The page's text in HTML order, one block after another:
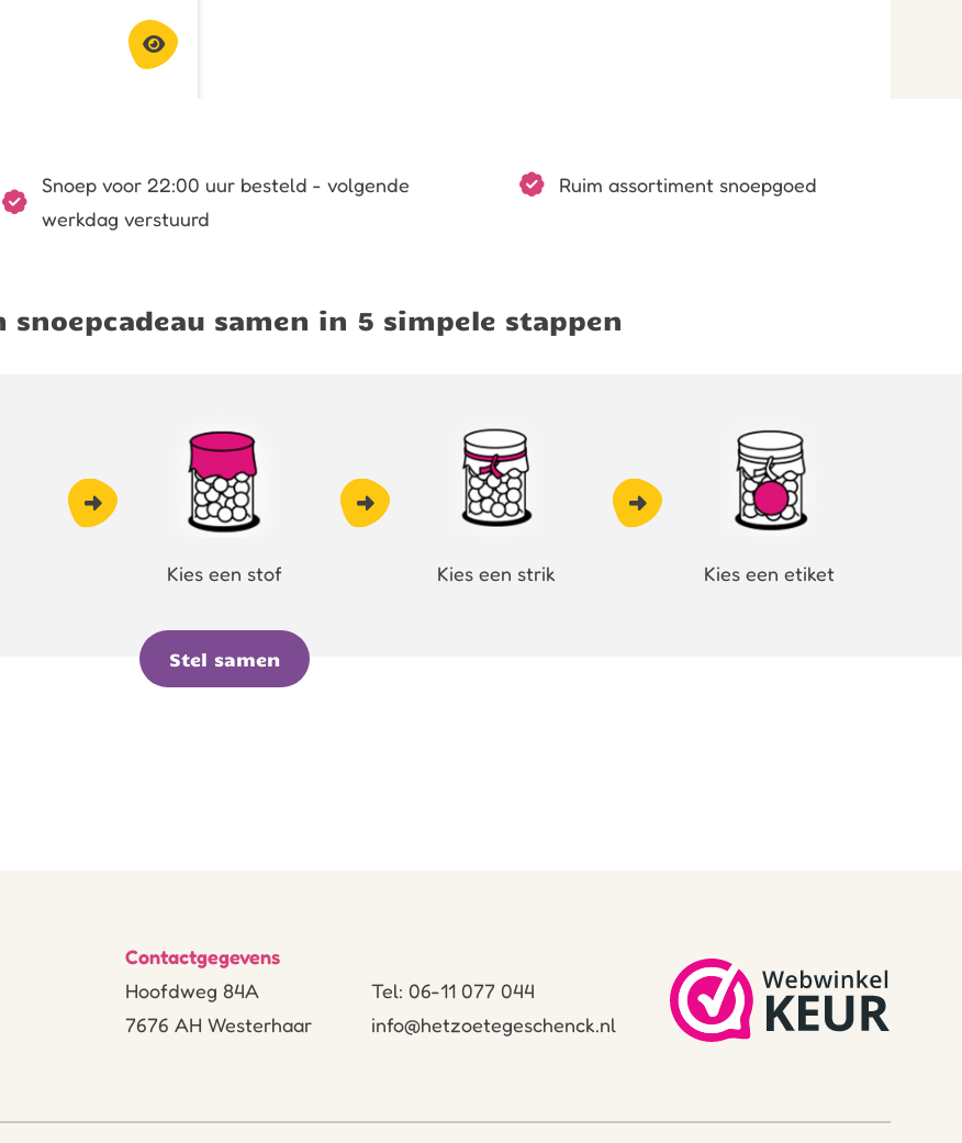
Snoep voor 22:00 uur besteld - volgende
werkdag verstuurd
Ruim assortiment snoepgoed
snoepcadeau samen in 5 simpele stappen
Kies een stof Kies een strik Kies een etiket
Stel samen
Contactgegevens
Hoofdweg 84A
7676 AH Westerhaar
Tel: 06-11 077 044
info@hetzoetegeschenck.nl